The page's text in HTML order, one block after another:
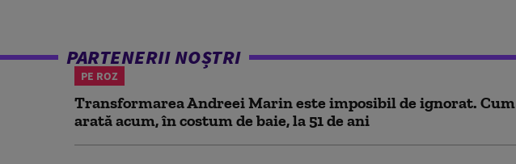
PARTENERII NOȘTRI
PE ROZ
Transformarea Andreei Marin este imposibil de ignorat. Cum
arată acum, în costum de baie, la 51 de ani